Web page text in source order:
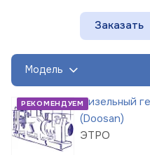
Заказать
Модель
РЕКОМЕНДУЕМДизельный
(Doosan)
ЭТРО